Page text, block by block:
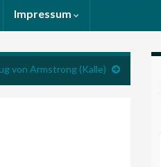
Impressum
von Armstrong (Kalle)